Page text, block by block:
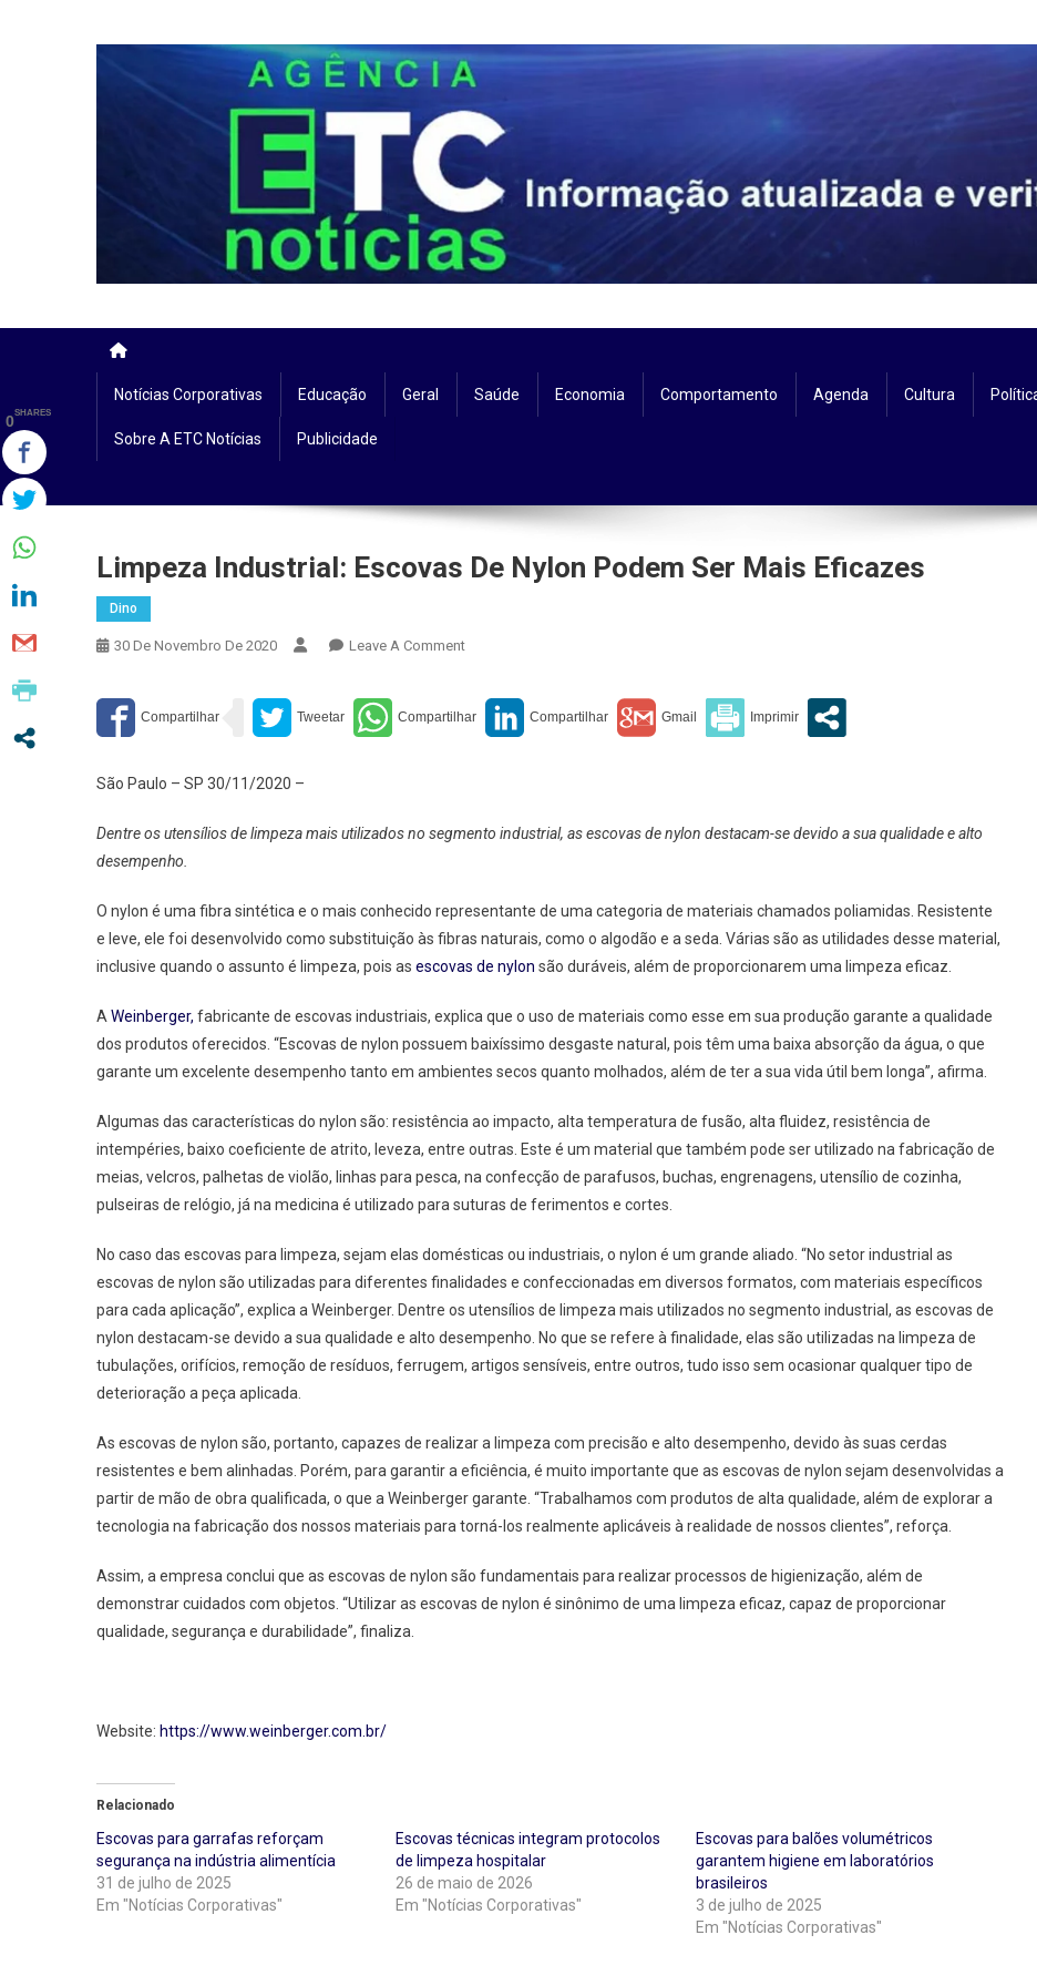
Notícias Corporativas Educação Geral Saúde Economia Comportamento Agenda Cultura
Sobre A ETC Notícias Publicidade
Limpeza Industrial: Escovas De Nylon Podem Ser Mais Eficazes
Dino
30 De Novembro De 2020 Leave A CommentOn
Industrial:
Escovas
São Paulo – SP 30/11/2020 –
Dentre os utensílios de limpeza mais utilizados no segmento industrial, as escovas de nylon destacam-se devido a sua qualidade e alto
desempenho.
O nylon é uma fibra sintética e o mais conhecido representante de uma categoria de materiais chamados poliamidas. Resistente
e leve, ele foi desenvolvido como substituição às fibras naturais, como o algodão e a seda. Várias são as utilidades desse material,
inclusive quando o assunto é limpeza, pois as escovas de nylon são duráveis, além de proporcionarem uma limpeza eficaz.
AWeinberger, fabricante de escovas industriais, explica que o uso de materiais como esse em sua produção garante a qualidade
dos produtos oferecidos. “Escovas de nylon possuem baixíssimo desgaste natural, pois têm uma baixa absorção da água, o que
garante um excelente desempenho tanto em ambientes secos quanto molhados, além de ter a sua vida útil bem longa”, afirma.
Algumas das características do nylon são: resistência ao impacto, alta temperatura de fusão, alta fluidez, resistência de
intempéries, baixo coeficiente de atrito, leveza, entre outras. Este é um material que também pode ser utilizado na fabricação de
meias, velcros, palhetas de violão, linhas para pesca, na confecção de parafusos, buchas, engrenagens, utensílio de cozinha,
pulseiras de relógio, já na medicina é utilizado para suturas de ferimentos e cortes.
No caso das escovas para limpeza, sejam elas domésticas ou industriais, o nylon é um grande aliado. “No setor industrial as
escovas de nylon são utilizadas para diferentes finalidades e confeccionadas em diversos formatos, com materiais específicos
para cada aplicação”, explica a Weinberger. Dentre os utensílios de limpeza mais utilizados no segmento industrial, as escovas de
nylon destacam-se devido a sua qualidade e alto desempenho. No que se refere à finalidade, elas são utilizadas na limpeza de
tubulações, orifícios, remoção de resíduos, ferrugem, artigos sensíveis, entre outros, tudo isso sem ocasionar qualquer tipo de
deterioração a peça aplicada.
As escovas de nylon são, portanto, capazes de realizar a limpeza com precisão e alto desempenho, devido às suas cerdas
resistentes e bem alinhadas. Porém, para garantir a eficiência, é muito importante que as escovas de nylon sejam desenvolvidas a
partir de mão de obra qualificada, o que a Weinberger garante. “Trabalhamos com produtos de alta qualidade, além de explorar a
tecnologia na fabricação dos nossos materiais para torná-los realmente aplicáveis à realidade de nossos clientes”, reforça.
Assim, a empresa conclui que as escovas de nylon são fundamentais para realizar processos de higienização, além de
demonstrar cuidados com objetos. “Utilizar as escovas de nylon é sinônimo de uma limpeza eficaz, capaz de proporcionar
qualidade, segurança e durabilidade”, finaliza.
Website: https://www.weinberger.com.br/
Relacionado
Escovas para garrafas reforçam
segurança na indústria alimentícia
31 de julho de 2025
Em "Notícias Corporativas"
Escovas técnicas integram protocolos
de limpeza hospitalar
26 de maio de 2026
Em "Notícias Corporativas"
Escovas para balões volumétricos
garantem higiene em laboratórios
brasileiros
3 de julho de 2025
Em "Notícias Corporativas"
0SHARES